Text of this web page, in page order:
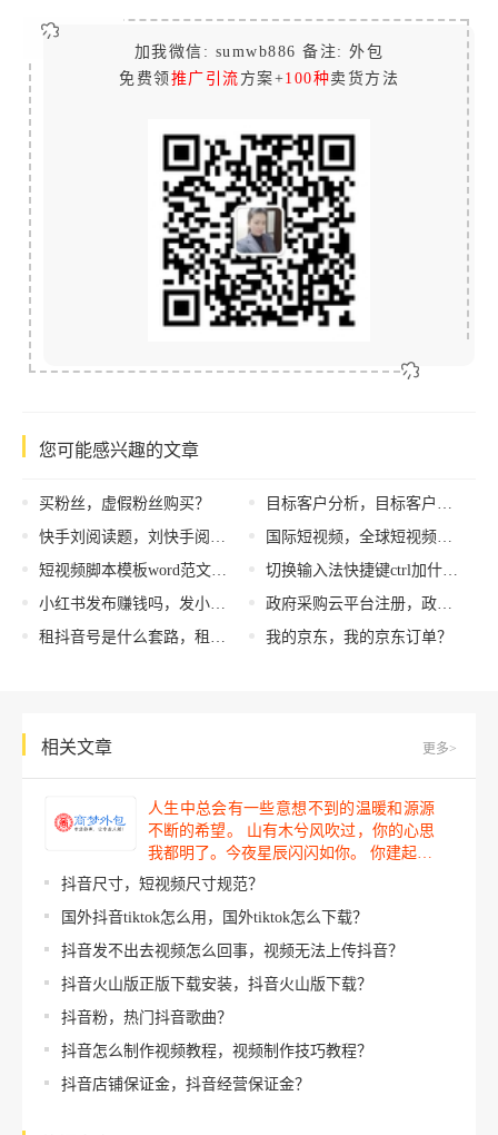
加我微信: sumwb886 备注: 外包
免费领 推广引流 方案+100种卖货方法
您可能感兴趣的文章
买粉丝，虚假粉丝购买？
快手刘阅读题，刘快手阅读答案？
短视频脚本模板word范文，短视频脚本模板word范文下载？
小红书发布赚钱吗，发小红书赚钱嘛
租抖音号是什么套路，租抖音号是什么套路违法吗？
目标客户分析，目标客户分析从哪几方面进行？
国际短视频，全球短视频平台？
切换输入法快捷键ctrl加什么（怎么设置ctrl+shift切换输入法）
政府采购云平台注册，政府采购云平台注册成功后怎么使用？
我的京东，我的京东订单？
相关文章 更多>
人生中总会有一些意想不到的温暖和源源
不断的希望。 山有木兮风吹过，你的心思
我都明了。今夜星辰闪闪如你。 你建起…
抖音尺寸，短视频尺寸规范？
国外抖音tiktok怎么用，国外tiktok怎么下载？
抖音发不出去视频怎么回事，视频无法上传抖音？
抖音火山版正版下载安装，抖音火山版下载？
抖音粉，热门抖音歌曲？
抖音怎么制作视频教程，视频制作技巧教程？
抖音店铺保证金，抖音经营保证金？